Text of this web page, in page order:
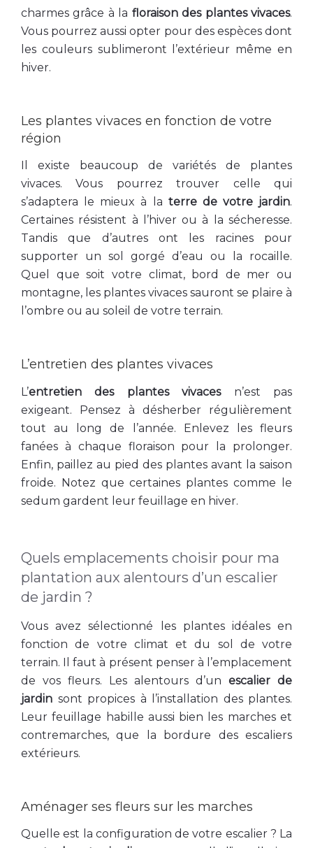
charmes grâce à la floraison des plantes vivaces.
Vous pourrez aussi opter pour des espèces dont
les couleurs sublimeront l’extérieur même en
hiver.
Les plantes vivaces en fonction de votre
région
Il existe beaucoup de variétés de plantes
vivaces. Vous pourrez trouver celle qui
s’adaptera le mieux à la terre de votre jardin.
Certaines résistent à l’hiver ou à la sécheresse.
Tandis que d’autres ont les racines pour
supporter un sol gorgé d’eau ou la rocaille.
Quel que soit votre climat, bord de mer ou
montagne, les plantes vivaces sauront se plaire à
l’ombre ou au soleil de votre terrain.
L’entretien des plantes vivaces
L’entretien des plantes vivacesn’est pas
exigeant. Pensez à désherber régulièrement
tout au long de l’année. Enlevez les fleurs
fanées à chaque floraison pour la prolonger.
Enfin, paillez au pied des plantes avant la saison
froide. Notez que certaines plantes comme le
sedum gardent leur feuillage en hiver.
Quels emplacements choisir pour ma
plantation aux alentours d’un escalier
de jardin ?
Vous avez sélectionné les plantes idéales en
fonction de votre climat et du sol de votre
terrain. Il faut à présent penser à l’emplacement
de vos fleurs. Les alentours d’un escalier de
jardin sont propices à l’installation des plantes.
Leur feuillage habille aussi bien les marches et
contremarches, que la bordure des escaliers
extérieurs.
Aménager ses fleurs sur les marches
Quelle est la configuration de votre escalier ? La